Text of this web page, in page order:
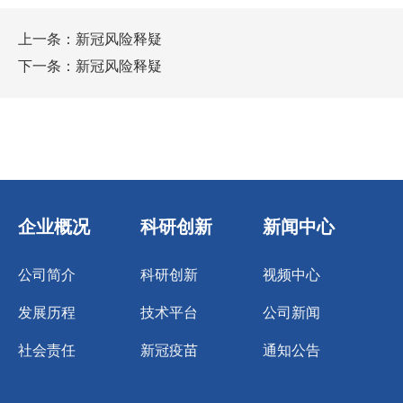
上一条： 新冠风险释疑
下一条： 新冠风险释疑
企业概况
公司简介
发展历程
社会责任
科研创新
科研创新
技术平台
新冠疫苗
新闻中心
视频中心
公司新闻
通知公告